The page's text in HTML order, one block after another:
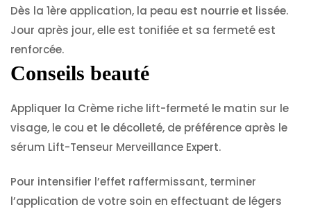
Dès la 1ère application, la peau est nourrie et lissée.
Jour après jour, elle est tonifiée et sa fermeté est
renforcée.
Conseils beauté
Appliquer la Crème riche lift-fermeté le matin sur le
visage, le cou et le décolleté, de préférence après le
sérum Lift-Tenseur Merveillance Expert.
Pour intensifier l’effet raffermissant, terminer
l’application de votre soin en effectuant de légers